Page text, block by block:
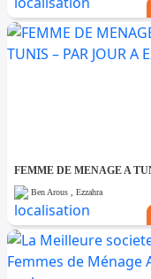
Ben Arous , Ezzahra